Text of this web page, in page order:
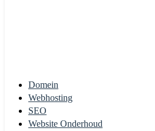
Domein
Webhosting
SEO
Website Onderhoud